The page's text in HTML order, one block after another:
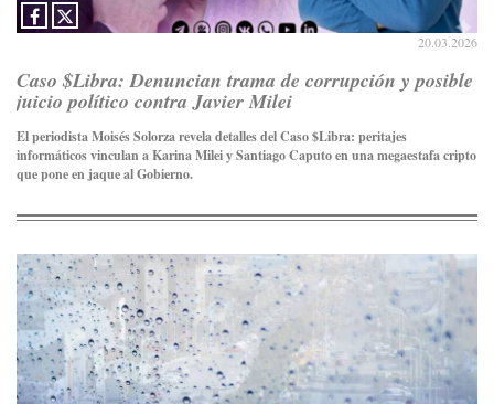
20.03.2026
Caso $Libra: Denuncian trama de corrupción y posible
juicio político contra Javier Milei
El periodista Moisés Solorza revela detalles del Caso $Libra: peritajes
informáticos vinculan a Karina Milei y Santiago Caputo en una megaestafa cripto
que pone en jaque al Gobierno.